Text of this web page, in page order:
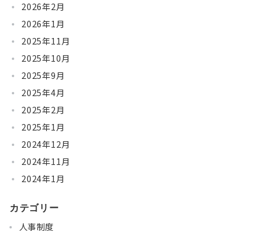
2026年2月
2026年1月
2025年11月
2025年10月
2025年9月
2025年4月
2025年2月
2025年1月
2024年12月
2024年11月
2024年1月
カテゴリー
人事制度